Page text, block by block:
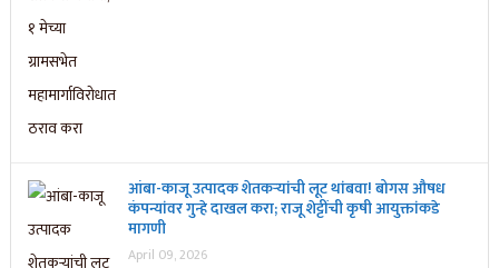
आंबा-काजू उत्पादक शेतकऱ्यांची लूट थांबवा! बोगस औषध
कंपन्यांवर गुन्हे दाखल करा; राजू शेट्टींची कृषी आयुक्तांकडे
मागणी
April 09, 2026